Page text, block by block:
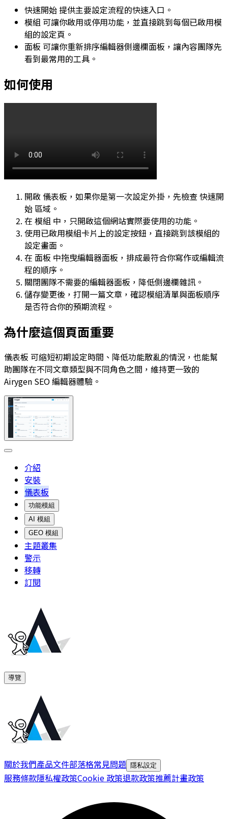
快速開始提供主要設定流程的快速入口。
模組 可讓你啟用或停用功能，並直接跳到每個已啟用模
組的設定頁。
面板 可讓你重新排序編輯器側邊欄面板，讓內容團隊先
看到最常用的工具。
如何使用
開啟 儀表板 ，如果你是第一次設定外掛，先檢查快速開
始 區域。
在 模組 中，只開啟這個網站實際要使用的功能。
使用已啟用模組卡片上的設定按鈕，直接跳到該模組的
設定畫面。
在 面板 中拖曳編輯器面板，排成最符合你寫作或編輯流
程的順序。
關閉團隊不需要的編輯器面板，降低側邊欄雜訊。
儲存變更後，打開一篇文章，確認模組清單與面板順序
是否符合你的預期流程。
為什麼這個頁面重要
儀表板 可縮短初期設定時間、降低功能散亂的情況，也能幫
助團隊在不同文章類型與不同角色之間，維持更一致的
Airygen SEO 編輯器體驗。
介紹
安裝
儀表板
功能模組
AI 模組
GEO 模組
主題叢集
警示
移轉
訂閱
導覽
關於我們產品文件部落格常見問題 隱私設定
服務條款隱私權政策Cookie 政策退款政策推薦計畫政策